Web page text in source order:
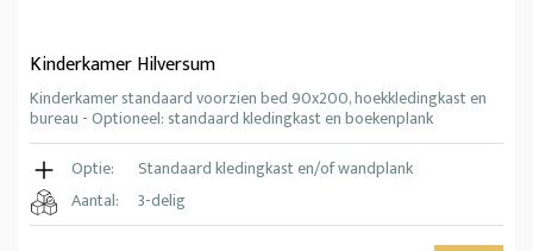
Kinderkamer Hilversum
Kinderkamer standaard voorzien bed 90x200, hoekkledingkast en
bureau - Optioneel: standaard kledingkast en boekenplank
Optie:
Standaard kledingkast en/of wandplank
Aantal:
3-delig